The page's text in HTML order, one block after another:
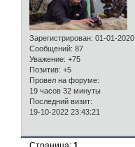
Зарегистрирован: 01-01-2020
Сообщений: 87
Уважение: +75
Позитив: +5
Провел на форуме:
19 часов 32 минуты
Последний визит:
19-10-2022 23:43:21